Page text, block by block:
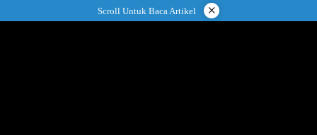
ke
Scroll Untuk Baca Artikel ×